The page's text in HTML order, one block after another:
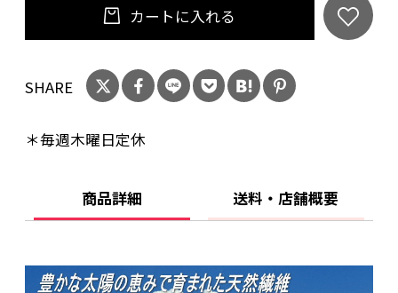
*ふとんの青木オリジナル商品です。ベテラン職
人の手により1枚1枚当店にてお仕立ていたしま
の送料はお客様ご負担となりますこと御了承下
さい。
*ヤマト運輸メール便（ネコポス便）で送料無料
カートに入れる
SHARE
＊毎週木曜日定休
商品詳細 送料・店舗概要